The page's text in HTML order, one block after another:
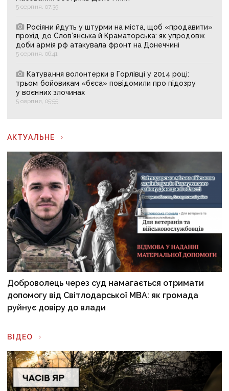
5 серпня, 07:35
Росіяни йдуть у штурми на міста, щоб «продавити»
прохід до Слов’янська й Краматорська: як упродовж
доби армія рф атакувала фронт на Донеччині
5 серпня, 06:41
Катування волонтерки в Горлівці у 2014 році:
трьом бойовикам «бєса» повідомили про підозру
у воєнних злочинах
5 серпня, 05:55
АКТУАЛЬНЕ
Доброволець через суд намагається отримати
допомогу від Світлодарської МВА: як громада
руйнує довіру до влади
ВІДЕО